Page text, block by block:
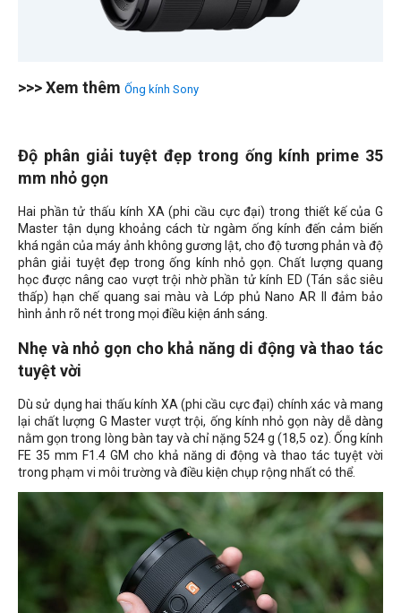
>>> Xem thêm Ống kính Sony
Độ phân giải tuyệt đẹp trong ống kính prime 35
mm nhỏ gọn
Hai phần tử thấu kính XA (phi cầu cực đại) trong thiết kế của G
Master tận dụng khoảng cách từ ngàm ống kính đến cảm biến
khá ngắn của máy ảnh không gương lật, cho độ tương phản và độ
phân giải tuyệt đẹp trong ống kính nhỏ gọn. Chất lượng quang
học được nâng cao vượt trội nhờ phần tử kính ED (Tán sắc siêu
thấp) hạn chế quang sai màu và Lớp phủ Nano AR II đảm bảo
hình ảnh rõ nét trong mọi điều kiện ánh sáng.
Nhẹ và nhỏ gọn cho khả năng di động và thao tác
tuyệt vời
Dù sử dụng hai thấu kính XA (phi cầu cực đại) chính xác và mang
lại chất lượng G Master vượt trội, ống kính nhỏ gọn này dễ dàng
nằm gọn trong lòng bàn tay và chỉ nặng 524 g (18,5 oz). Ống kính
FE 35 mm F1.4 GM cho khả năng di động và thao tác tuyệt vời
trong phạm vi môi trường và điều kiện chụp rộng nhất có thể.